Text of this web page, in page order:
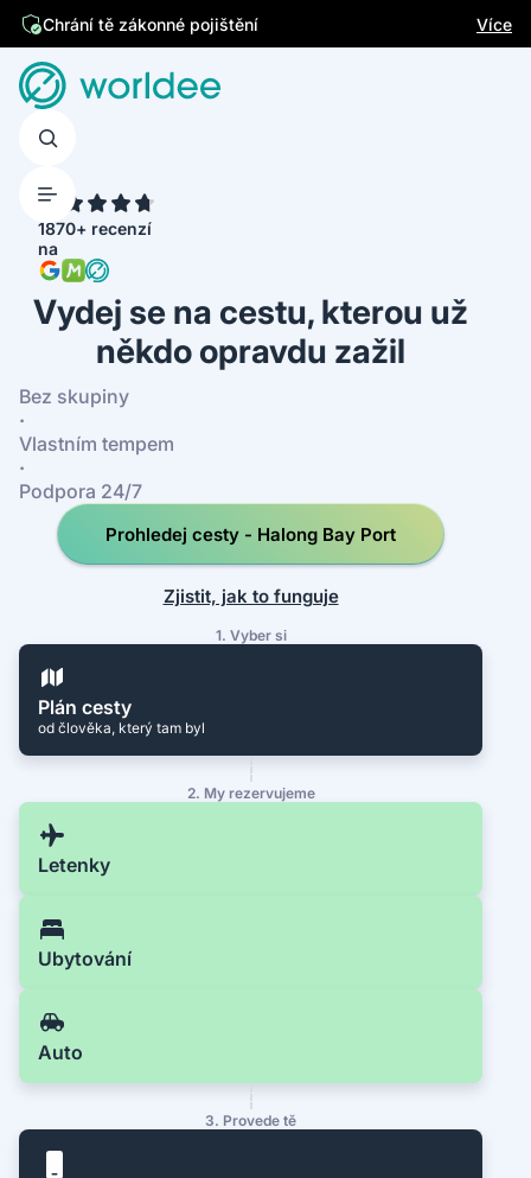
Chrání tě zákonné pojištění
Jsme česká firma Více
1870+ recenzí
na
Vydej se na cestu, kterou už
někdo opravdu zažil
Bez skupiny
·
Vlastním tempem
·
Podpora 24/7
Prohledej cesty - Halong Bay Port
Zjistit, jak to funguje
1. Vyber si
Plán cesty
od člověka, který tam byl
2. My rezervujeme
Letenky
Ubytování
Auto
3. Provede tě